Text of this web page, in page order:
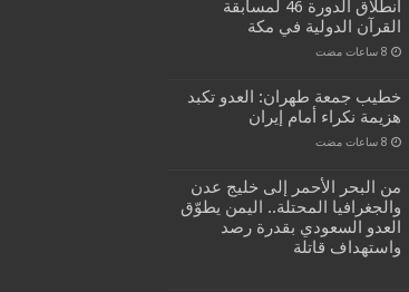
انطلاق الدورة 46 لمسابقة
القرآن الدولية في مكة
خطيب جمعة طهران: العدو تكبد
هزيمة نكراء أمام إيران
من البحر الأحمر إلى خليج عدن
والجغرافيا المحتلة.. اليمن يطوّق
العدو السعودي بقدرة رصد
واستهداف قاتلة